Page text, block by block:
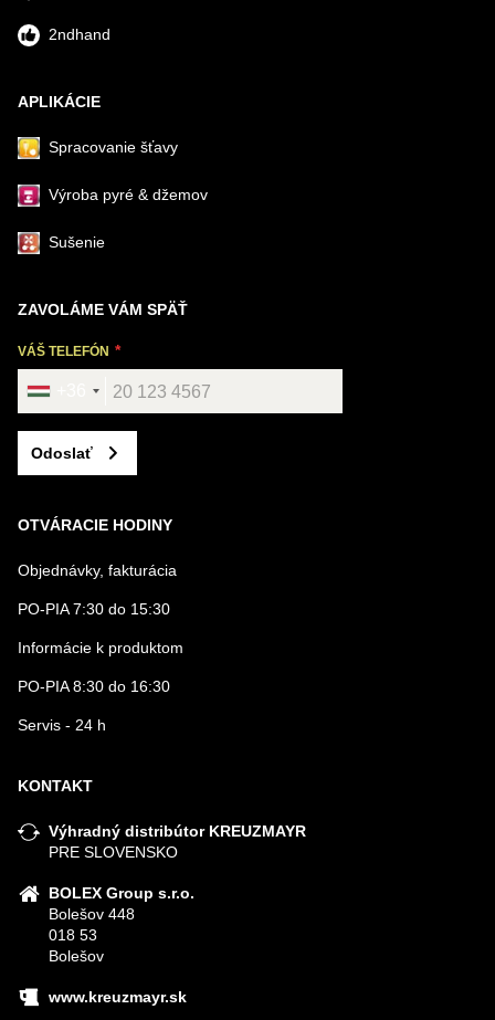
2ndhand
APLIKÁCIE
Spracovanie šťavy
Výroba pyré & džemov
Sušenie
ZAVOLÁME VÁM SPÄŤ
VÁŠ TELEFÓN
Odoslať
OTVÁRACIE HODINY
Objednávky, fakturácia
PO-PIA 7:30 do 15:30
Informácie k produktom
PO-PIA 8:30 do 16:30
Servis - 24 h
KONTAKT
Výhradný distribútor KREUZMAYR
PRE SLOVENSKO
BOLEX Group s.r.o.
Bolešov 448
018 53
Bolešov
www.kreuzmayr.sk